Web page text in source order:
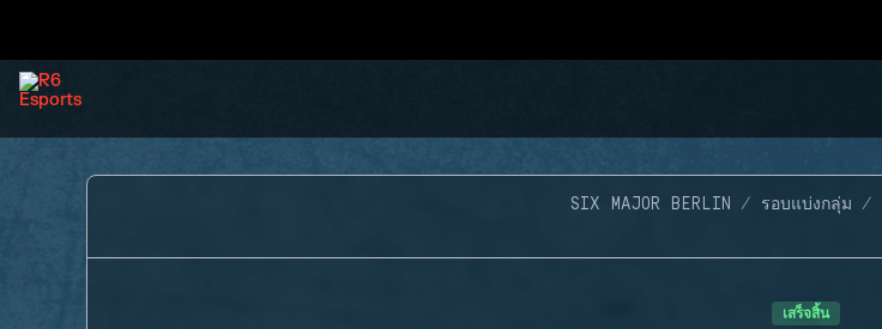
SIX MAJOR BERLIN รอบแบ่งกลุ่ม
เสร็จสิ้น